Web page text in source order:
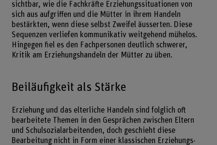
sichtbar, wie die Fachkräfte Erziehungssituationen von
sich aus aufgriffen und die Mütter in ihrem Handeln
bestärkten, wenn diese selbst Zweifel äusserten. Diese
Sequenzen verliefen kommunikativ weitgehend mühelos.
Hingegen fiel es den Fachpersonen deutlich schwerer,
Kritik am Erziehungshandeln der Mütter zu üben.
Beiläufigkeit als Stärke
Erziehung und das elterliche Handeln sind folglich oft
bearbeitete Themen in den Gesprächen zwischen Eltern
und Schulsozialarbeitenden, doch geschieht diese
Bearbeitung nicht in Form einer klassischen Erziehungs-